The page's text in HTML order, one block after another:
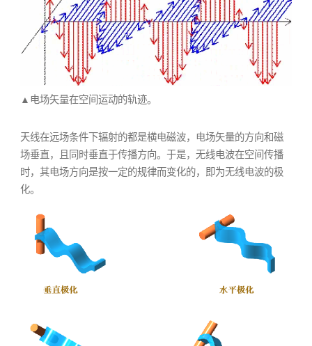
▲电场矢量在空间运动的轨迹。
天线在远场条件下辐射的都是横电磁波，电场矢量的方向和磁
场垂直，且同时垂直于传播方向。于是，无线电波在空间传播
时，其电场方向是按一定的规律而变化的，即为无线电波的极
化。